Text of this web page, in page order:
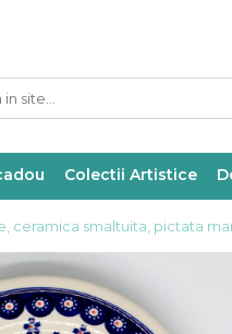
Colectii Artistice
ceramica smaltuita, pictata